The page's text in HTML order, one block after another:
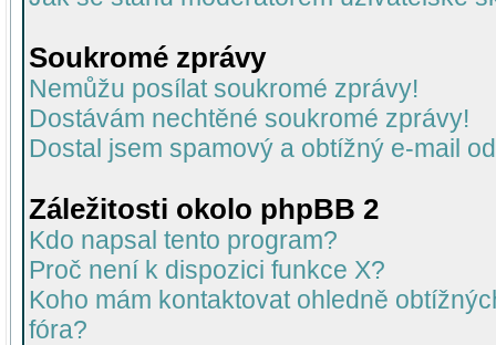
Soukromé zprávy
Nemůžu posílat soukromé zprávy!
Dostávám nechtěné soukromé zprávy!
Dostal jsem spamový a obtížný e-mail
Záležitosti okolo phpBB 2
Kdo napsal tento program?
Proč není k dispozici funkce X?
Koho mám kontaktovat ohledně
fóra?